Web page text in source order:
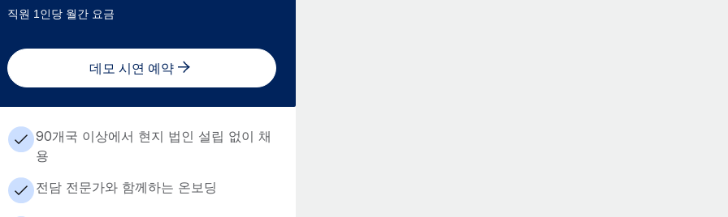
직원 1인당 월간 요금
데모 시연 예약
90개국 이상에서 현지 법인 설립 없이 채
용
전담 전문가와 함께하는 온보딩